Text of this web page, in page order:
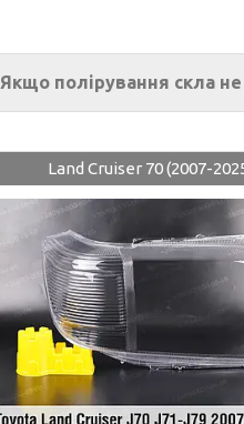
Якщо полірування скла
Land Cruiser 70 (2007-